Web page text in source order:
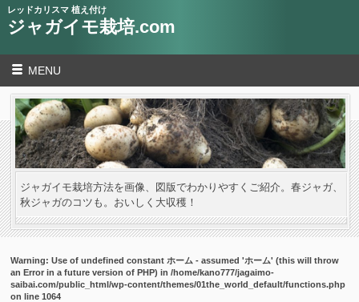
レッドカリスマ 植え付け
ジャガイモ栽培.com
MENU
ジャガイモ栽培方法を画像、図版でわかりやすくご紹介。春ジャガ、
秋ジャガのコツも。おいしく大収穫！
Warning: Use of undefined constant ホーム - assumed 'ホーム' (this will throw
an Error in a future version of PHP) in/home/kano777/jagaimo-
saibai.com/public_html/wp-content/themes/01the_world_default/functions.php
on line1064